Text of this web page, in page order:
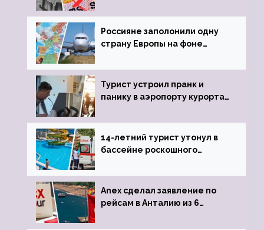
Россияне заполонили одну
страну Европы на фоне
виз
Турист устроил пранк и
панику в аэропорту курорта,
задержке рейса
14-летний турист утонул в
бассейне роскошного
Anex сделал заявление по
рейсам в Анталию из 6